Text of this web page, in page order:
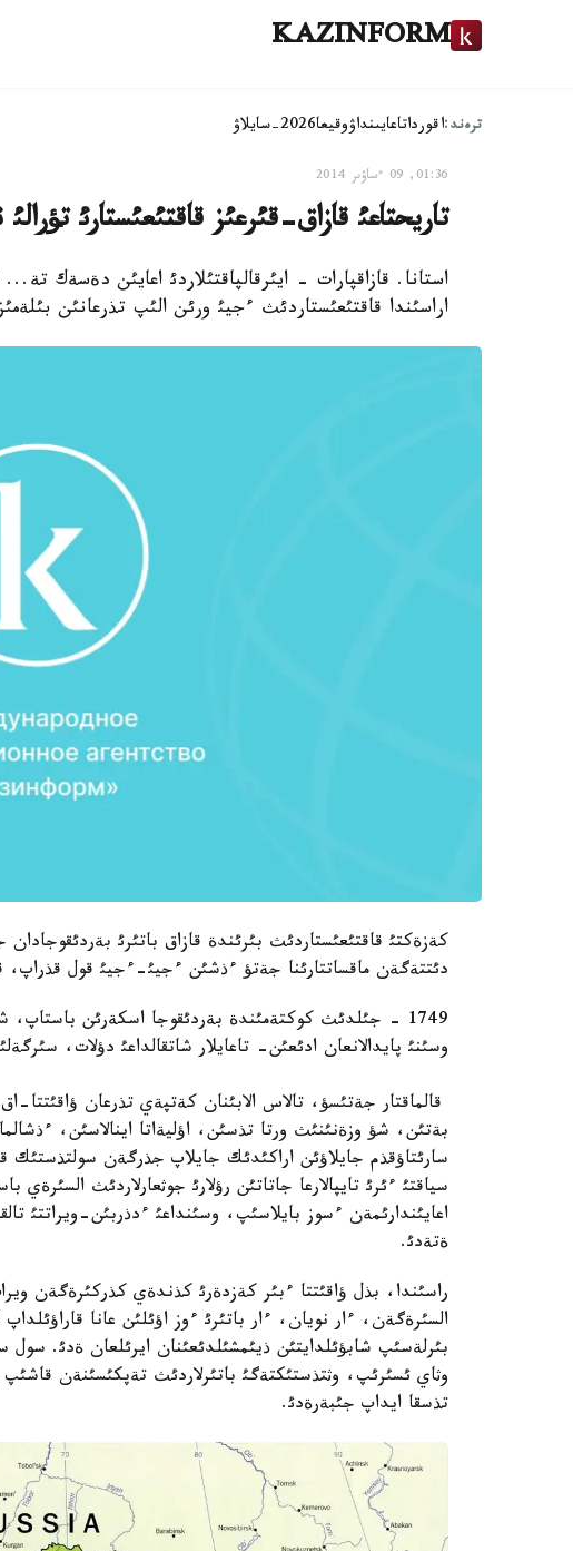
KAZINFORM
ترەند:اقورداتاعايىنداۋوقيعا2026-سايلاۋ
01:36, 09 ءساۋىر 2014
تاريحتاعئ قازاق-قئرعئز قاقتئعئستارئ
اراسئندا قاقتئعئستاردئث ءجيئ ورئن الئپ تذرعانئن
كةزةكتئ قاقتئعئستاردئث بئرئندة قازاق باتئرئ بةردئقوجادان
دئتتةگةن ماقساتتارئنا جةتؤ ءذشئن ءجيئ-ءجيئ قول قذراپ،
1749 - جئلدئث كوكتةمئندة بةردئقوجا اسكةرئن باستاپ،
وسئنئ پايدالانعان ادئعئن- تاعايلار شاتقالداعئ دؤلات،
قالماقتار جةتئسؤ، تالاس الابئنان كةتپةي تذرعان ؤاقئتتا-
بةتئن، شؤ وزةنئنئث ورتا تذسئن، اؤليةاتا اينالاسئن،
سارئتاؤقذم جايلاؤئن اراكئدئك جايلاپ جذرگةن سولتذستئك
سياقتئ ءئرئ تايپالارعا جاتاتئن رؤلارئ جوثعارلاردئث
اعايئندارئمةن ءسوز بايلاسئپ، وسئنداعئ ءدذربئن-ويراتتئ
ةتةدئ.
راسئندا، بذل ؤاقئتتا ءبئر كةزدةرئ كذندةي كذركئرةگةن
السئرةگةن، ءار نويان، ءار باتئرئ ءوز اؤئلئن عانا
بئرلةسئپ شابؤئلدايتئن ذيئمشئلدئعئنان ايرئلعان ةدئ. سول
وثاي ئسئرئپ، وثتذستئكتةگئ باتئرلاردئث تةپكئسئنةن
تذسقا ايداپ جئبةرةدئ.